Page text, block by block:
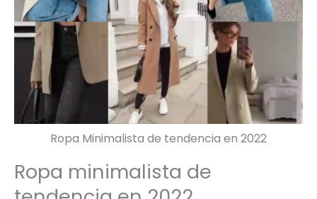
Ropa Minimalista de tendencia en 2022
Ropa minimalista de